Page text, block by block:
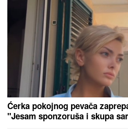
veruju!
Ako držite
PRAVITE
Narušavate
rashladiti - OVO
koristi, a pravi